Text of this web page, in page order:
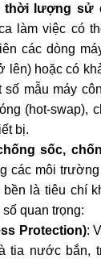
thời lượng sử
làm việc có
các dòng
lên) hoặc có
số mẫu máy
(hot-swap),
bị.
sốc,
các môi
là tiêu chí
quan trọng:
Protection):
tia nước bắn,